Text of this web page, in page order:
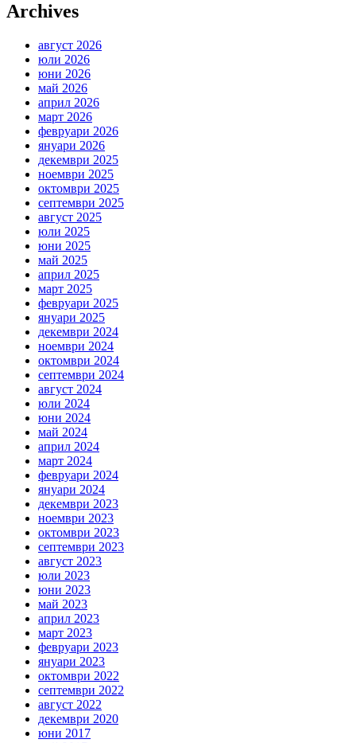
Archives
август 2026
юли 2026
юни 2026
май 2026
април 2026
март 2026
февруари 2026
януари 2026
декември 2025
ноември 2025
октомври 2025
септември 2025
август 2025
юли 2025
юни 2025
май 2025
април 2025
март 2025
февруари 2025
януари 2025
декември 2024
ноември 2024
октомври 2024
септември 2024
август 2024
юли 2024
юни 2024
май 2024
април 2024
март 2024
февруари 2024
януари 2024
декември 2023
ноември 2023
октомври 2023
септември 2023
август 2023
юли 2023
юни 2023
май 2023
април 2023
март 2023
февруари 2023
януари 2023
октомври 2022
септември 2022
август 2022
декември 2020
юни 2017